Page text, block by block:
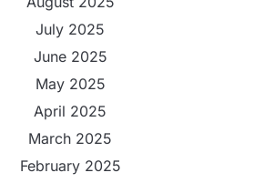
July 2025
June 2025
May 2025
April 2025
March 2025
February 2025